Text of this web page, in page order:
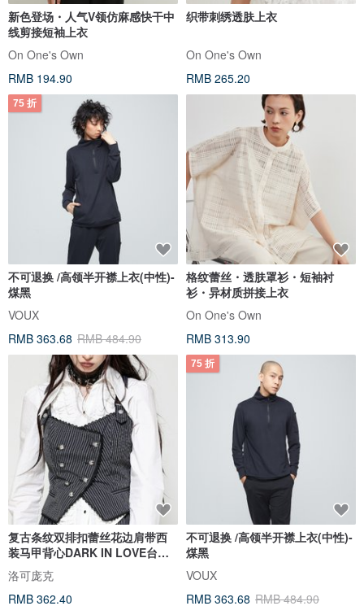
新色登场・人气V领仿麻感快干中
线剪接短袖上衣
On One's Own
RMB 194.90
织带刺绣透肤上衣
On One's Own
RMB 265.20
75 折
不可退换 /高领半开襟上衣(中性)-
煤黑
VOUX
RMB 363.68 RMB 484.90
格纹蕾丝・透肤罩衫・短袖衬
衫・异材质拼接上衣
On One's Own
RMB 313.90
复古条纹双排扣蕾丝花边肩带西
装马甲背心DARK IN LOVE台湾
VW021
洛可庞克
RMB 362.40
75 折
不可退换 /高领半开襟上衣(中性)-
煤黑
VOUX
RMB 363.68 RMB 484.90